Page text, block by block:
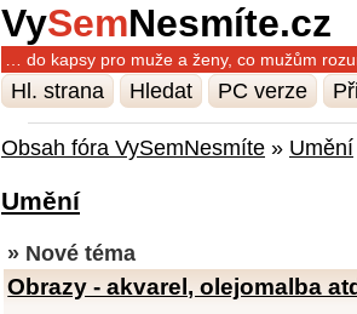
VySemNesmíte.cz
… do kapsy pro muže a ženy, co mužům
Hl. strana Hledat PC verze
Obsah fóra VySemNesmíte » Umění
Umění
» Nové téma
Obrazy - akvarel, olejomalba